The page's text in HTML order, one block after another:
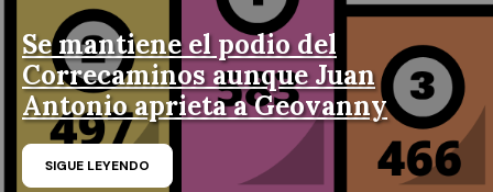
Se mantiene el podio del
Correcaminos aunque Juan
Antonio aprieta a Geovanny
SIGUE LEYENDO